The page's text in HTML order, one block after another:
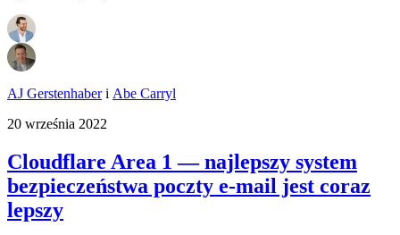
AJ Gerstenhaberi Abe Carryl
20 września 2022
Cloudflare Area 1 — najlepszy system
bezpieczeństwa poczty e‑mail jest coraz
lepszy